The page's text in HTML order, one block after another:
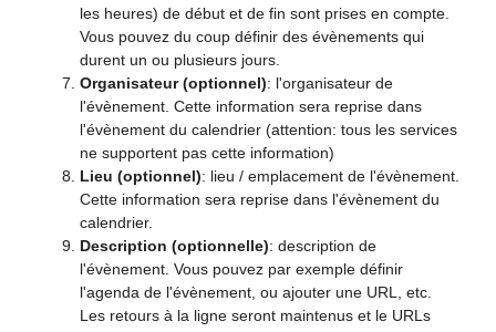
les heures) de début et de fin sont prises en compte.
Vous pouvez du coup définir des évènements qui
durent un ou plusieurs jours.
Organisateur (optionnel): l'organisateur de
l'évènement. Cette information sera reprise dans
l'évènement du calendrier (attention: tous les services
ne supportent pas cette information)
Lieu (optionnel): lieu / emplacement de l'évènement.
Cette information sera reprise dans l'évènement du
calendrier.
Description (optionnelle): description de
l'évènement. Vous pouvez par exemple définir
l'agenda de l'évènement, ou ajouter une URL, etc.
Les retours à la ligne seront maintenus et le URLs